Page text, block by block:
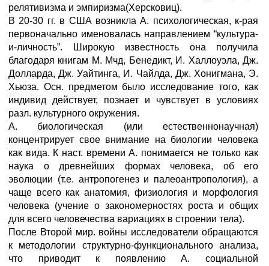
релятивизма и эмпиризма(Херсковиц).
В 20-30 гг. в США возникла А. психологическая, к-рая
первоначально именовалась направлением “культура-
и-личность”. Широкую известность она получила
благодаря книгам М. Мчд, Бенедикт, И. Халлоуэла, Дж.
Долларда, Дж. Уайтинга, И. Чайлда, Дж. Хонигмана, Э.
Хьюза. Осн. предметом было исследование того, как
индивид действует, познает и чувствует в условиях
разл. культурного окружения.
А. биологическая (или естественнонаучная)
концентрирует свое внимание на биологии человека
как вида. К наст. времени А. понимается не только как
наука о древнейших формах человека, об его
эволюции (т.е. антропогенез и палеоантропология), а
чаще всего как анатомия, физиология и морфология
человека (учение о закономерностях роста и общих
для всего человечества вариациях в строении тела).
После Второй мир. войны исследователи обращаются
к методологии структурно-функционального анализа,
что приводит к появлению А. социальной